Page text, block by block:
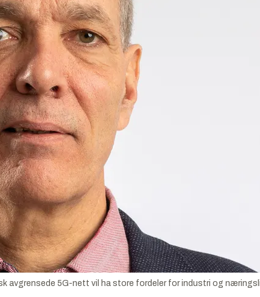
avgrensede 5G-nett vil ha store fordeler for industri og